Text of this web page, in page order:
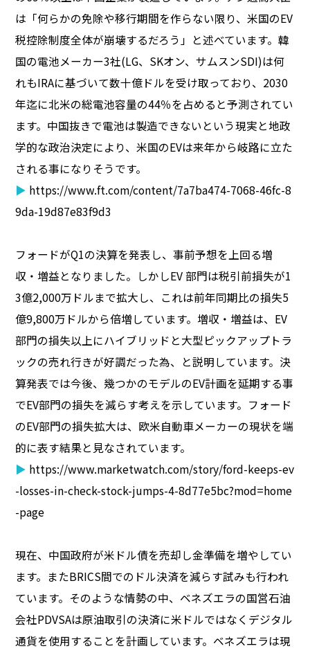
は「何らかの免除や移行期間を作らない限り、米国のEV
税控除制度全体が崩壊するだろう」と述べています。韓
国の電池メーカー3社(LG、SKオン、サムスンSDI)は何
れもIRAに基づいて数十億ドルを受け取っており、2030
年迄に北米の総電池容量の44％を占めると予測されてい
ます。中国抜きで電池は製造できないという現実と地政
学的な政治決定により、米国のEVは来年から岐路に立た
される事になりそうです。
▶ https://www.ft.com/content/7a7ba474-7068-46fc-8
9da-19d87e83f9d3
フォードがQ1の決算を発表し、事前予想を上回る増
収・増益となりました。しかしEV 部門は税引前損失が1
3億2,000万ドルまで拡大し、これは前年同期比の損失5
億9,800万ドルから倍増しています。増収・増益は、EV
部門の損失以上にハイブリッドと大型ピックアップトラ
ックの売れ行きが好調だった為、と説明しています。決
算発表では今後、幾つかのモデルのEV計画を延期する事
でEV部門の損失を減らす考えを示しています。フォード
のEV部門の損失拡大は、欧米自動車メーカーの現状を端
的に表す結果と見なされています。
▶ https://www.marketwatch.com/story/ford-keeps-ev
-losses-in-check-stock-jumps-4-8d77e5bc?mod=home
-page
現在、中国政府が米ドル債を売却し金準備を増やしてい
ます。またBRICS間でのドル決済を減らす試みも行われ
ています。そのような情勢の中、ベネズエラの国営石油
会社PDVSAは原油取引の決済に米ドルではなくデジタル
通貨を使用することを計画しています。ベネズエラは現